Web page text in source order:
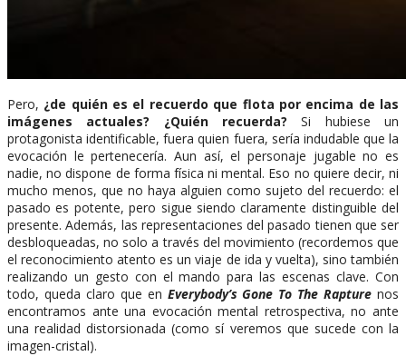
Pero, ¿de quién es el recuerdo que flota por encima de las
imágenes actuales? ¿Quién recuerda? Si hubiese un
protagonista identificable, fuera quien fuera, sería indudable que la
evocación le pertenecería. Aun así, el personaje jugable no es
nadie, no dispone de forma física ni mental. Eso no quiere decir, ni
mucho menos, que no haya alguien como sujeto del recuerdo: el
pasado es potente, pero sigue siendo claramente distinguible del
presente. Además, las representaciones del pasado tienen que ser
desbloqueadas, no solo a través del movimiento (recordemos que
el reconocimiento atento es un viaje de ida y vuelta), sino también
realizando un gesto con el mando para las escenas clave. Con
todo, queda claro que en Everybody’s Gone To The Rapture nos
encontramos ante una evocación mental retrospectiva, no ante
una realidad distorsionada (como sí veremos que sucede con la
imagen-cristal).